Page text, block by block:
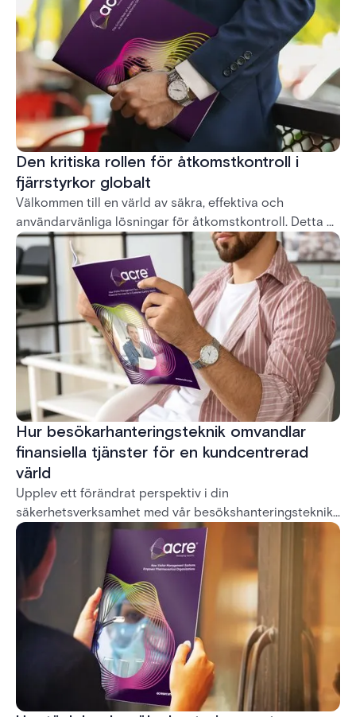
steget före när de går från lokala lösningar till
molnlösningar. Därför har vi utnyttjat kraften i molnet
med hjälp av en lokaliserad Amazon Web Services-
infrastruktur (AWS) för att leverera en
åtkomstkontrolllösning som är både flexibel och robust
och kan nås var som helst.
Den kritiska rollen för åtkomstkontroll i
fjärrstyrkor globalt
Välkommen till en värld av säkra, effektiva och
användarvänliga lösningar för åtkomstkontroll. Detta är
en exklusiv inbjudan att ladda ner vårt senaste white
paper, en omfattande utforskning av den
transformativa rollen som Access Control Systems
(ACS) spelar i kommersiella fastigheter.
Hur besökarhanteringsteknik omvandlar
finansiella tjänster för en kundcentrerad
värld
Upplev ett förändrat perspektiv i din
säkerhetsverksamhet med vår besökshanteringsteknik.
Föreställ dig den transformativa kraften i
strömlinjeformade arbetsflöden, robusta
säkerhetsåtgärder och oklanderlig regelefterlevnad,
allt inom räckhåll med vårt innovativa system.